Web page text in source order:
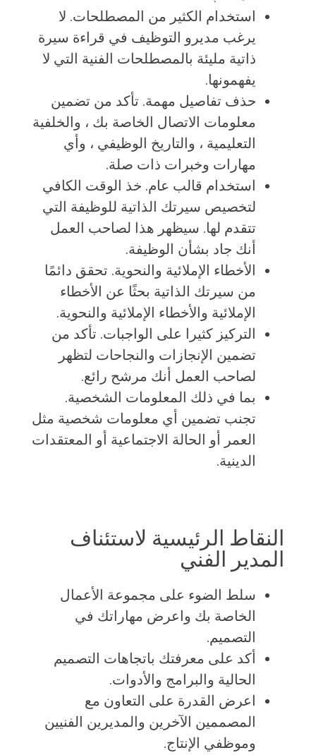
استخدام الكثير من المصطلحات. لا
يرغب مديرو التوظيف في قراءة سيرة
ذاتية مليئة بالمصطلحات الفنية التي لا
يفهمونها.
حذف تفاصيل مهمة. تأكد من تضمين
معلومات الاتصال الخاصة بك ، والخلفية
التعليمية ، والتاريخ الوظيفي ، وأي
مهارات وخبرات ذات صلة.
استخدام قالب عام. خذ الوقت الكافي
لتخصيص سيرتك الذاتية للوظيفة التي
تتقدم لها. سيظهر هذا لصاحب العمل
أنك جاد بشأن الوظيفة.
الأخطاء الإملائية والنحوية. تحقق دائمًا
من سيرتك الذاتية بحثًا عن الأخطاء
الإملائية والأخطاء الإملائية والنحوية.
التركيز كثيرا على الواجبات. تأكد من
تضمين الإنجازات والنجاحات لتظهر
لصاحب العمل أنك مرشح رائع.
بما في ذلك المعلومات الشخصية.
تجنب تضمين أي معلومات شخصية مثل
العمر أو الحالة الاجتماعية أو المعتقدات
الدينية.
النقاط الرئيسية لاستئناف
المدير الفني
سلط الضوء على مجموعة الأعمال
الخاصة بك واعرض مهاراتك في
التصميم.
أكد على معرفتك باتجاهات التصميم
الحالية والبرامج والأدوات.
اعرض القدرة على التعاون مع
المصممين الآخرين والمديرين الفنيين
وموظفي الإنتاج.